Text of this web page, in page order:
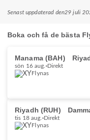
Senast uppdaterad den29 juli
Boka och få de bästa
Manama (BAH)
sön 16 aug. Direkt
Flynas
Riyadh (RUH)
tis 18 aug. Direkt
Flynas